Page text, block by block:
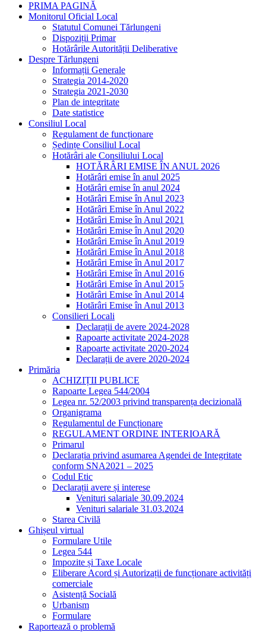
PRIMA PAGINĂ
Monitorul Oficial Local
Statutul Comunei Tărlungeni
Dispoziții Primar
Hotărârile Autorității Deliberative
Despre Tărlungeni
Informații Generale
Strategia 2014-2020
Strategia 2021-2030
Plan de integritate
Date statistice
Consiliul Local
Regulament de funcționare
Ședințe Consiliul Local
Hotărâri ale Consiliului Local
HOTĂRÂRI EMISE ÎN ANUL 2026
Hotărâri emise în anul 2025
Hotărâri emise în anul 2024
Hotărâri Emise în Anul 2023
Hotărâri Emise în Anul 2022
Hotărâri Emise în Anul 2021
Hotărâri Emise în Anul 2020
Hotărâri Emise în Anul 2019
Hotărâri Emise în Anul 2018
Hotărâri Emise în Anul 2017
Hotărâri Emise în Anul 2016
Hotărâri Emise în Anul 2015
Hotărâri Emise în Anul 2014
Hotărâri Emise în Anul 2013
Consilieri Locali
Declarații de avere 2024-2028
Rapoarte activitate 2024-2028
Rapoarte activitate 2020-2024
Declarații de avere 2020-2024
Primăria
ACHIZIȚII PUBLICE
Rapoarte Legea 544/2004
Legea nr. 52/2003 privind transparența decizională
Organigrama
Regulamentul de Funcționare
REGULAMENT ORDINE INTERIOARĂ
Primarul
Declarația privind asumarea Agendei de Integritate
conform SNA2021 – 2025
Codul Etic
Declarații avere și interese
Venituri salariale 30.09.2024
Venituri salariale 31.03.2024
Starea Civilă
Ghișeul virtual
Formulare Utile
Legea 544
Impozite și Taxe Locale
Eliberare Acord și Autorizații de funcționare activități
comerciale
Asistență Socială
Urbanism
Formulare
Raportează o problemă